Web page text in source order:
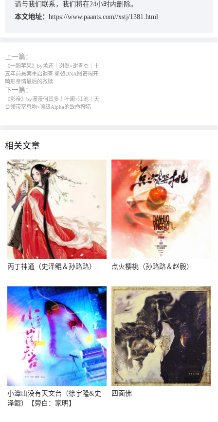
请与我们联系，我们将在24小时内删除。
本文地址： https://www.paants.com//xstj/1381.html
上一篇：
《一颗苹果》by孟还｜谢然×谢青杰｜十
五年前悬案重启调查 撕裂DNA图谱揭开
畸形亲情最后的救赎
下一篇：
《影帝》by漫漫何其多｜叶阑×江池｜天
台领带窒息吻×顶级Alpha的致命狩猎
相关文章
丙丁神通（史泽鲲＆孙路路） 点火樱桃（孙路路＆赵毅）
小潭山没有天文台（徐宇隆&史
泽鲲）【旁白：家明】
四面佛